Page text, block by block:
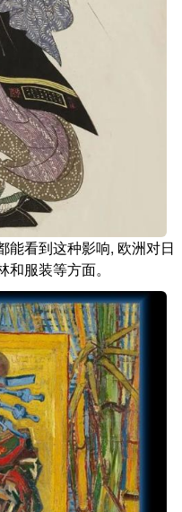
能看到这种影响, 欧洲对日
服装等方面。